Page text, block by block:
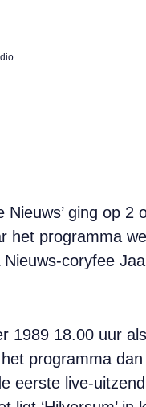
Nieuws’ ging op
het programma
Nieuws-coryfee
1989 18.00 uur
het programma
eerste live-